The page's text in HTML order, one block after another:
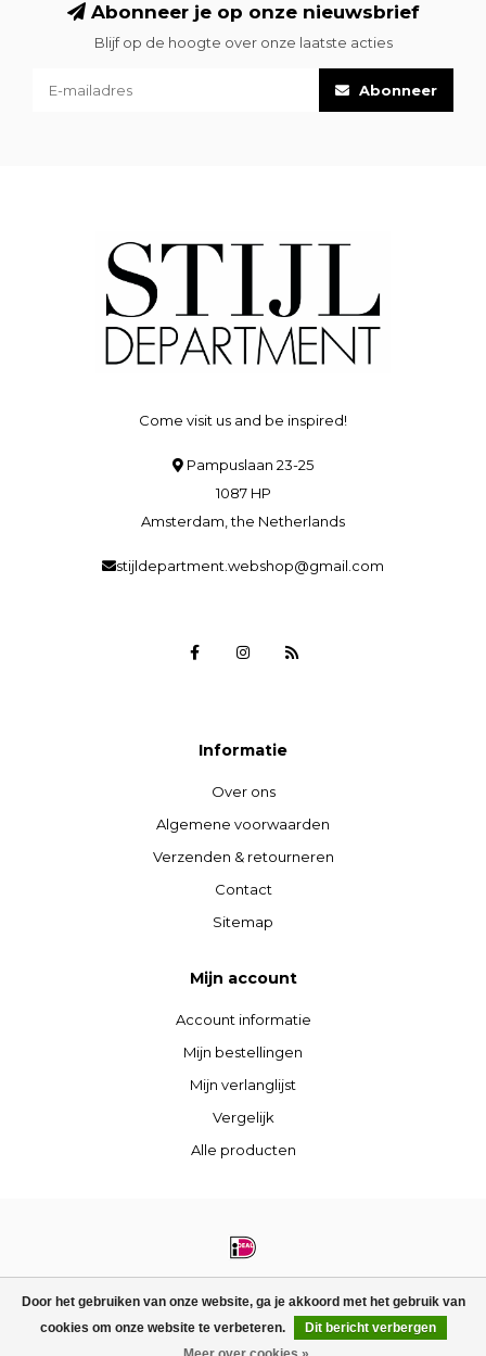
Door het gebruiken van onze website, ga je akkoord met het gebruik van
cookies om onze website te verbeteren.
Dit bericht verbergen
Abonneer je op onze nieuwsbrief
Blijf op de hoogte over onze laatste acties
Abonneer
Come visit us and be inspired!
Pampuslaan 23-25
1087 HP
Amsterdam, the Netherlands
stijldepartment.webshop@gmail.com
Informatie
Over ons
Algemene voorwaarden
Verzenden & retourneren
Contact
Sitemap
Mijn account
Account informatie
Mijn bestellingen
Mijn verlanglijst
Vergelijk
Alle producten
© Copyright 2026 STIJLdepartment - Powered byLightspeed- Theme by
Dyvelopment
FILTERS